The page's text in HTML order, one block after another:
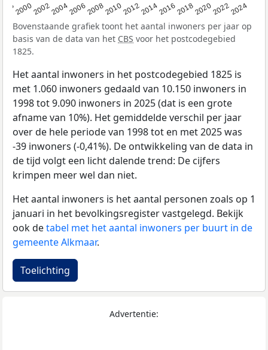
2000200220042006200820102012201420162018202020222024
Bovenstaande grafiek toont het aantal inwoners per jaar op
basis van de data van het CBS voor het postcodegebied
1825.
Het aantal inwoners in het postcodegebied 1825 is
met 1.060 inwoners gedaald van 10.150 inwoners in
1998 tot 9.090 inwoners in 2025 (dat is een grote
afname van 10%). Het gemiddelde verschil per jaar
over de hele periode van 1998 tot en met 2025 was
-39 inwoners (-0,41%). De ontwikkeling van de data in
de tijd volgt een licht dalende trend: De cijfers
krimpen meer wel dan niet.
Het aantal inwoners is het aantal personen zoals op 1
januari in het bevolkingsregister vastgelegd. Bekijk
ook detabel met het aantal inwoners per buurt in de
gemeente Alkmaar.
Toelichting
Advertentie: